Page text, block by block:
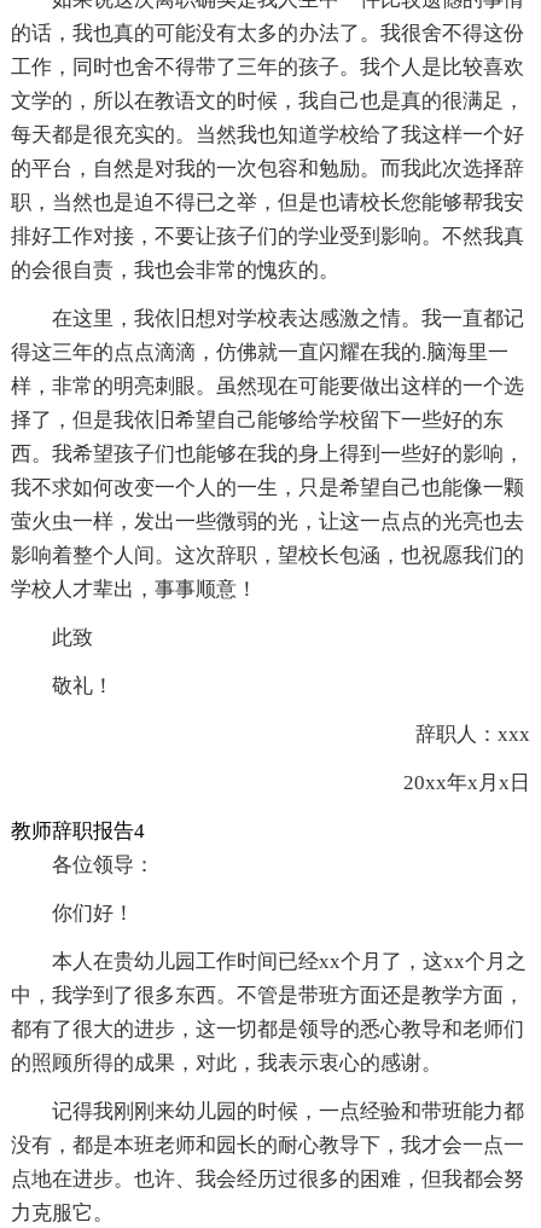
的话，我也真的可能没有太多的办法了。我很舍不得这份
工作，同时也舍不得带了三年的孩子。我个人是比较喜欢
文学的，所以在教语文的时候，我自己也是真的很满足，
每天都是很充实的。当然我也知道学校给了我这样一个好
的平台，自然是对我的一次包容和勉励。而我此次选择辞
职，当然也是迫不得已之举，但是也请校长您能够帮我安
排好工作对接，不要让孩子们的学业受到影响。不然我真
的会很自责，我也会非常的愧疚的。
在这里，我依旧想对学校表达感激之情。我一直都记
得这三年的点点滴滴，仿佛就一直闪耀在我的.脑海里一
样，非常的明亮刺眼。虽然现在可能要做出这样的一个选
择了，但是我依旧希望自己能够给学校留下一些好的东
西。我希望孩子们也能够在我的身上得到一些好的影响，
我不求如何改变一个人的一生，只是希望自己也能像一颗
萤火虫一样，发出一些微弱的光，让这一点点的光亮也去
影响着整个人间。这次辞职，望校长包涵，也祝愿我们的
学校人才辈出，事事顺意！
此致
敬礼！
辞职人：xxx
20xx年x月x日
教师辞职报告4
各位领导：
你们好！
本人在贵幼儿园工作时间已经xx个月了，这xx个月之
中，我学到了很多东西。不管是带班方面还是教学方面，
都有了很大的进步，这一切都是领导的悉心教导和老师们
的照顾所得的成果，对此，我表示衷心的感谢。
记得我刚刚来幼儿园的时候，一点经验和带班能力都
没有，都是本班老师和园长的耐心教导下，我才会一点一
点地在进步。也许、我会经历过很多的困难，但我都会努
力克服它。